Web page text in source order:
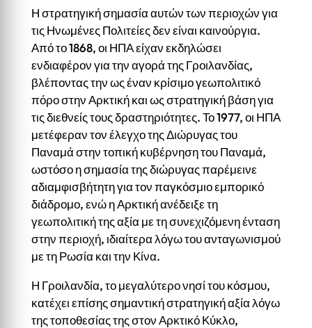
Η στρατηγική σημασία αυτών των περιοχών για
τις Ηνωμένες Πολιτείες δεν είναι καινούργια.
Από το 1868, οι ΗΠΑ είχαν εκδηλώσει
ενδιαφέρον για την αγορά της Γροιλανδίας,
βλέποντας την ως έναν κρίσιμο γεωπολιτικό
πόρο στην Αρκτική και ως στρατηγική βάση για
τις διεθνείς τους δραστηριότητες. Το 1977, οι ΗΠΑ
μετέφεραν τον έλεγχο της Διώρυγας του
Παναμά στην τοπική κυβέρνηση του Παναμά,
ωστόσο η σημασία της διώρυγας παρέμεινε
αδιαμφισβήτητη για τον παγκόσμιο εμπορικό
διάδρομο, ενώ η Αρκτική ανέδειξε τη
γεωπολιτική της αξία με τη συνεχιζόμενη ένταση
στην περιοχή, ιδιαίτερα λόγω του ανταγωνισμού
με τη Ρωσία και την Κίνα.
Η Γροιλανδία, το μεγαλύτερο νησί του κόσμου,
κατέχει επίσης σημαντική στρατηγική αξία λόγω
της τοποθεσίας της στον Αρκτικό Κύκλο,